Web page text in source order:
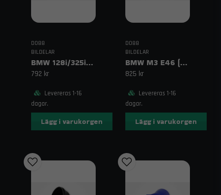
DO88
BILDELAR
BMW 128i/325i/328i/330i E90/E82 (05–12) Intake Resonator Delete Svart
792 kr
Levereras 1-16
dagar.
Lägg i varukorgen
DO88
BILDELAR
BMW M3 E46 (00–06) Inloppsslang Blå
825 kr
Levereras 1-16
dagar.
Lägg i varukorgen